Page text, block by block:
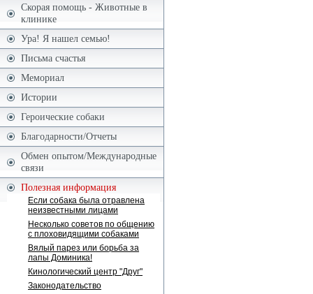
Скорая помощь - Животные в
клинике
Ура! Я нашел семью!
Письма счастья
Мемориал
Истории
Героические собаки
Благодарности/Отчеты
Обмен опытом/Международные
связи
Полезная информация
Если собака была отравлена
неизвестными лицами
Несколько советов по общению
с плоховидящими собаками
Вялый парез или борьба за
лапы Доминика!
Кинологический центр "Друг"
Законодательство